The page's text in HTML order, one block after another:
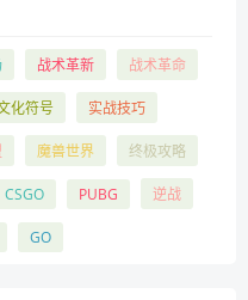
战术革新 战术革命
化符号 实战技巧
魔兽世界 终极攻略
CSGO PUBG 逆战
GO